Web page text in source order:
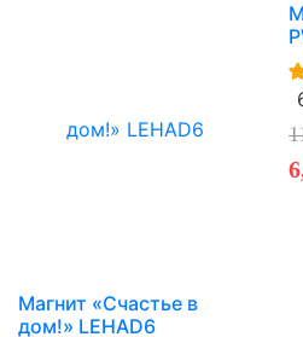
Магнит «Счастье в
дом!» LEHAD6